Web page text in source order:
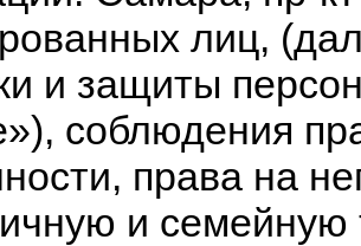
лиц,
и защиты
соблюдения
права на
и семейную